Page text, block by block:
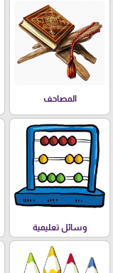
المصاحف
وسائل تعليمية